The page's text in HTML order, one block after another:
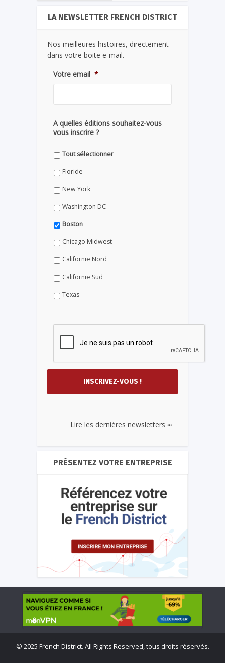
LA NEWSLETTER FRENCH DISTRICT
Nos meilleures histoires, directement
dans votre boite e-mail.
Votre email *
A quelles éditions souhaitez-vous
vous inscrire ?
Tout sélectionner
Floride
New York
Washington DC
Boston
Chicago Midwest
Californie Nord
Californie Sud
Texas
Lire les dernières newsletters ...
PRÉSENTEZ VOTRE ENTREPRISE
© 2025 French District. All Rights Reserved, tous droits réservés.